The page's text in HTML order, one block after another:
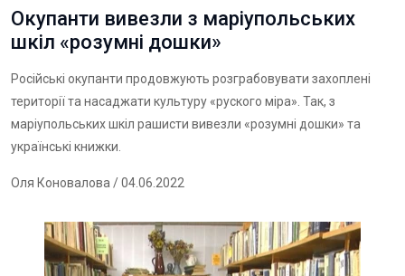
Окупанти вивезли з маріупольських
шкіл «розумні дошки»
Російські окупанти продовжують розграбовувати захоплені
території та насаджати культуру «руского міра». Так, з
маріупольських шкіл рашисти вивезли «розумні дошки» та
українські книжки.
Оля Коновалова / 04.06.2022